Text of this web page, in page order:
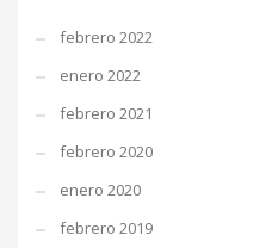
febrero 2022
enero 2022
febrero 2021
febrero 2020
enero 2020
febrero 2019